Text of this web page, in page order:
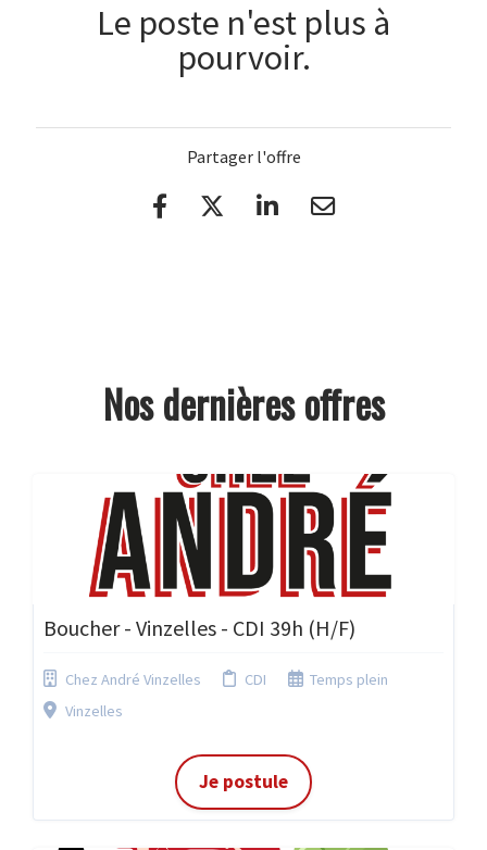
Le poste n'est plus à
pourvoir.
Partager l'offre
Nos dernières offres
Boucher - Vinzelles - CDI 39h (H/F)
Chez André Vinzelles CDI
Temps plein
Vinzelles
Je postule